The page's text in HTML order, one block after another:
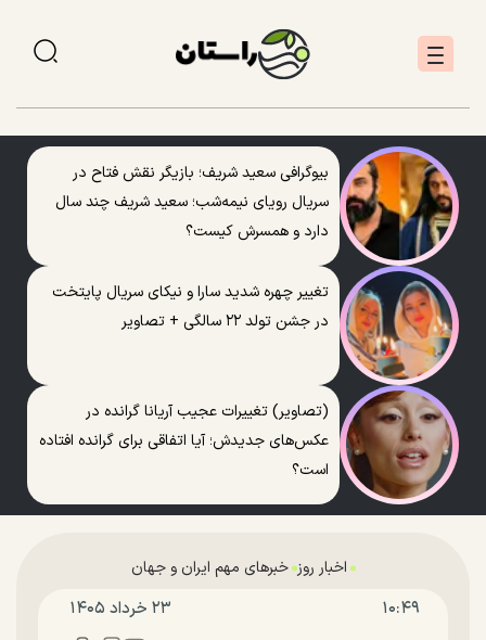
بیوگرافی سعید شریف؛ بازیگر نقش فتاح در
سریال رویای نیمه‌شب؛ سعید شریف چند سال
دارد و همسرش کیست؟
تغییر چهره شدید سارا و نیکای سریال پایتخت
در جشن تولد ۲۲ سالگی + تصاویر
(تصاویر) تغییرات عجیب آریانا گرانده در
عکس‌های جدیدش؛ آیا اتفاقی برای گرانده افتاده
است؟
اخبار روز خبرهای مهم ایران و جهان
۱۰:۴۹ ۲۳ خرداد ۱۴۰۵